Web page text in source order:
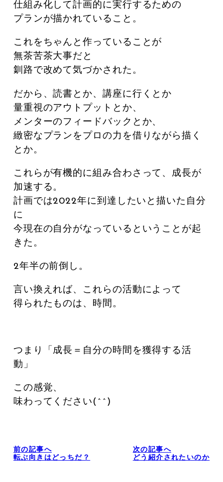
仕組み化して計画的に実行するための
プランが描かれていること。
これをちゃんと作っていることが
無茶苦茶大事だと
釧路で改めて気づかされた。
だから、読書とか、講座に行くとか
量重視のアウトプットとか、
メンターのフィードバックとか、
緻密なプランをプロの力を借りながら描く
とか。
これらが有機的に組み合わさって、成長が
加速する。
計画では2022年に到達したいと描いた自分
に
今現在の自分がなっているということが起
きた。
2年半の前倒し。
言い換えれば、これらの活動によって
得られたものは、時間。
つまり「成長＝自分の時間を獲得する活
動」
この感覚、
味わってください(^^)
前の記事へ
転ぶ向きはどっちだ？
次の記事へ
どう紹介されたいのか